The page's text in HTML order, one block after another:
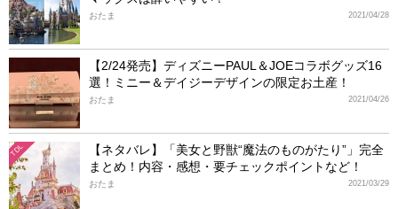
2021/04/28
おたま
【2/24発売】ディズニーPAUL＆JOEコラボグッズ16
選！ミニー＆デイジーデザインの限定お土産！
2021/04/26
おたま
TDL
【ネタバレ】「美女と野獣“魔法のものがたり”」完全
まとめ！内容・感想・要チェックポイントなど！
2021/03/29
おたま